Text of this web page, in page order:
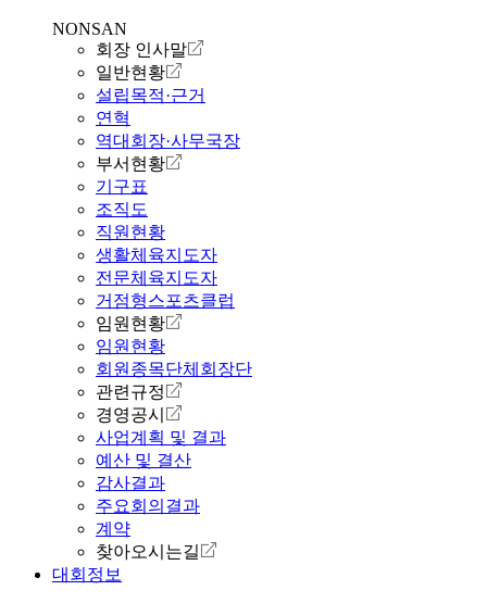
NONSAN
회장 인사말
일반현황
설립목적·근거
연혁
역대회장·사무국장
부서현황
기구표
조직도
직원현황
생활체육지도자
전문체육지도자
거점형스포츠클럽
임원현황
임원현황
회원종목단체회장단
관련규정
경영공시
사업계획 및 결과
예산 및 결산
감사결과
주요회의결과
계약
찾아오시는길
대회정보